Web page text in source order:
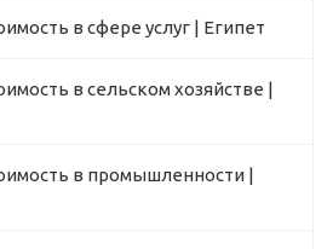
в сфере услуг | Египет
в сельском хозяйстве |
в промышленности |